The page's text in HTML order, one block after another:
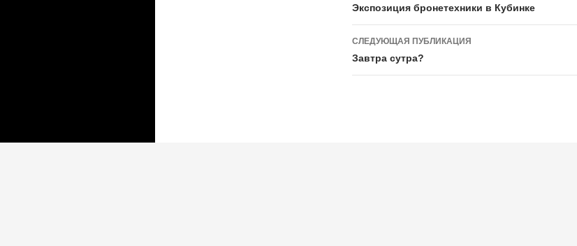
Навигация по публикации
Экспозиция бронетехники в Кубинке
СЛЕДУЮЩАЯ ПУБЛИКАЦИЯ
Завтра сутра?